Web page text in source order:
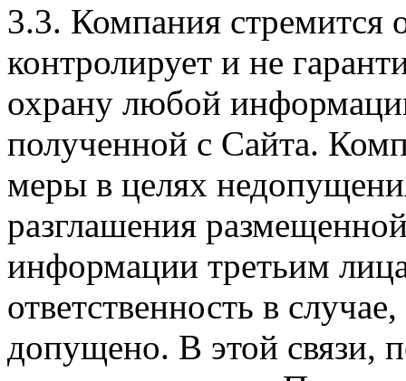
3.3. Компания стремится
контролирует и не
охрану любой
полученной с Сайта.
меры в целях
разглашения
информации третьим
ответственность в
допущено. В этой связи,